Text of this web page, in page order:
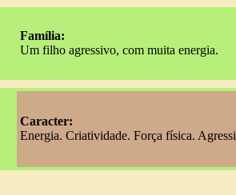
Família:
Um filho agressivo, com muita energia.
Caracter:
Energia. Criatividade. Força física.